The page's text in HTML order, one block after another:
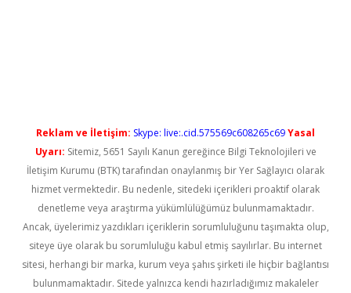
Reklam ve İletişim: Skype: live:.cid.575569c608265c69Yasal
Uyarı: Sitemiz, 5651 Sayılı Kanun gereğince Bilgi Teknolojileri ve
İletişim Kurumu (BTK) tarafından onaylanmış bir Yer Sağlayıcı olarak
hizmet vermektedir. Bu nedenle, sitedeki içerikleri proaktif olarak
denetleme veya araştırma yükümlülüğümüz bulunmamaktadır.
Ancak, üyelerimiz yazdıkları içeriklerin sorumluluğunu taşımakta olup,
siteye üye olarak bu sorumluluğu kabul etmiş sayılırlar. Bu internet
sitesi, herhangi bir marka, kurum veya şahıs şirketi ile hiçbir bağlantısı
bulunmamaktadır. Sitede yalnızca kendi hazırladığımız makaleler